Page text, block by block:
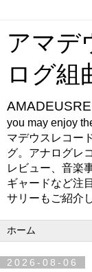
アマデ
ログ組
you may enjoy
マデウスレコー
グ。アナログレ
レビュー、音楽
ギャードなど注
サリーもご紹介
2026-08-06